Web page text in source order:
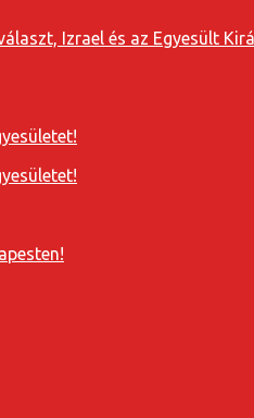
Izrael és az Egyesült